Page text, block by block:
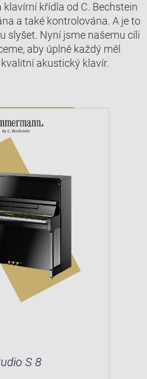
křídla od C. Bechstein
a také kontrolována. A je to
slyšet. Nyní jsme našemu cíli
aby úplně každý měl
akustický klavír.
S 8